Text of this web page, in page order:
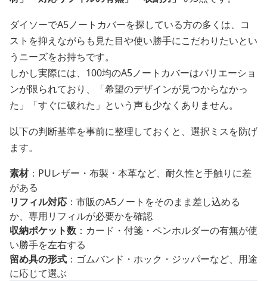
ダイソーでA5ノートカバーを探している方の多くは、コ
ストを抑えながらも見た目や使い勝手にこだわりたいとい
うニーズをお持ちです。
しかし実際には、100均のA5ノートカバーはバリエーショ
ンが限られており、「希望のデザインが見つからなかっ
た」「すぐに破れた」という声も少なくありません。
以下の判断基準を事前に整理しておくと、選択ミスを防げ
ます。
素材：PUレザー・布製・本革など、耐久性と手触りに差
がある
リフィル対応 ：市販のA5ノートをそのまま差し込める
か、専用リフィルが必要かを確認
収納ポケット数：カード・付箋・ペンホルダーの有無が使
い勝手を左右する
留め具の形式 ：ゴムバンド・ホック・ジッパーなど、用途
に応じて選ぶ